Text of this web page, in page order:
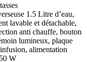
1.5 Litre d’eau,
lavable et détachable,
anti chauffe, bouton
lumineux, plaque
alimentation
W